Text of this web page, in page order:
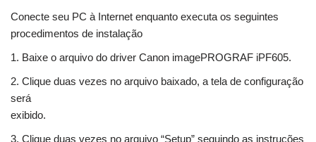
Conecte seu PC à Internet enquanto executa os seguintes
procedimentos de instalação
1. Baixe o arquivo do driver Canon imagePROGRAF iPF605.
2. Clique duas vezes no arquivo baixado, a tela de configuração
será
exibido.
3. Clique duas vezes no arquivo “Setup” seguindo as instruções